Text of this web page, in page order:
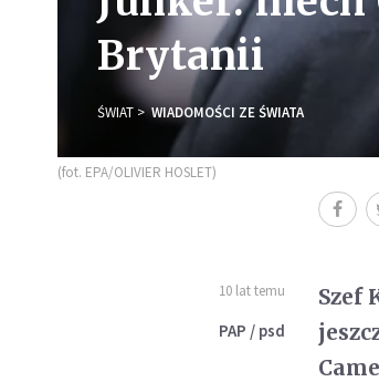
Brytanii
ŚWIAT WIADOMOŚCI ZE ŚWIATA
(fot. EPA/OLIVIER HOSLET)
10 lat temu
PAP / psd
Szef